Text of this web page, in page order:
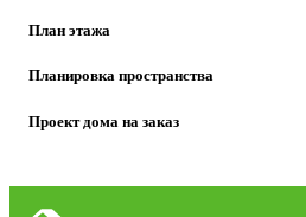
План этажа
Планировка пространства
Проект дома на заказ